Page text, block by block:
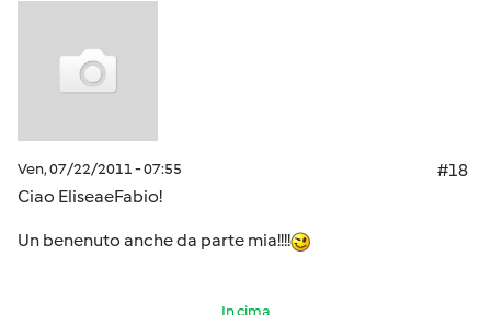
Ven, 07/22/2011 - 07:55
#18
Ciao EliseaeFabio!
Un benenuto anche da parte mia!!!!